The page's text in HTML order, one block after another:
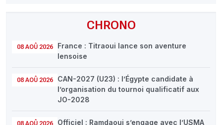
CHRONO
08 AOÛ 2026
France : Titraoui lance son aventure
lensoise
08 AOÛ 2026
CAN-2027 (U23) : l’Égypte candidate à
l’organisation du tournoi qualificatif aux
JO-2028
Officiel : Ramdaoui s’engage avec l’USMA